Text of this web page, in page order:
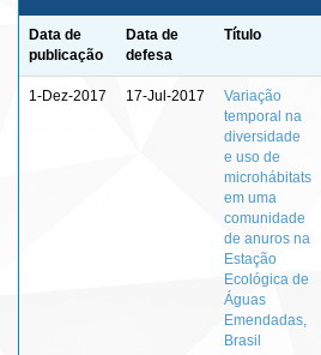
Data de
publicação
Data de
defesa
Título
1-Dez-2017 17-Jul-2017
Variação
temporal na
diversidade
e uso de
microhábitats
em uma
comunidade
de anuros na
Estação
Ecológica de
Águas
Emendadas,
Brasil